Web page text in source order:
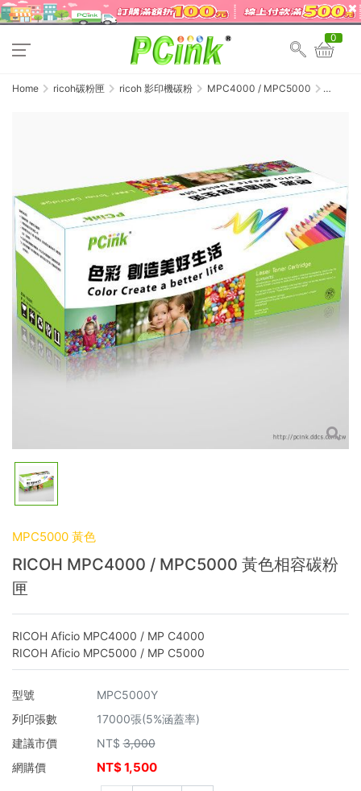
0
Home ricoh碳粉匣 ricoh 影印機碳粉
MPC4000 / MPC5000
容碳粉
匣
MPC5000 黃色
RICOH MPC4000 / MPC5000 黃色相容碳粉
匣
RICOH Aficio MPC4000 / MP C4000
RICOH Aficio MPC5000 / MP C5000
型號
MPC5000Y
列印張數
17000張(5%涵蓋率)
建議市價
NT$ 3,000
網購價
NT$1,500